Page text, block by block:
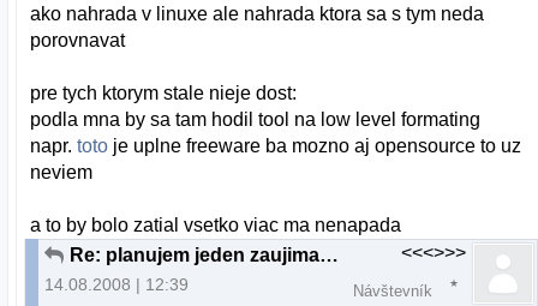
ako nahrada v linuxe ale nahrada ktora sa s tym neda
porovnavat
pre tych ktorym stale nieje dost:
podla mna by sa tam hodil tool na low level formating
napr.toto je uplne freeware ba mozno aj opensource to uz
neviem
a to by bolo zatial vsetko viac ma nenapada
Re: planujem jeden zaujimavy projekt...
14.08.2008 | 12:39
<<<>>>
Návštevník